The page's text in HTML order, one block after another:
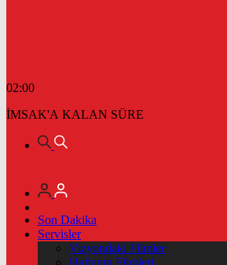
02:00
İMSAK'A KALAN SÜRE
Son Dakika
Servisler
Vizyondaki Filmler
Haftanin Filmleri